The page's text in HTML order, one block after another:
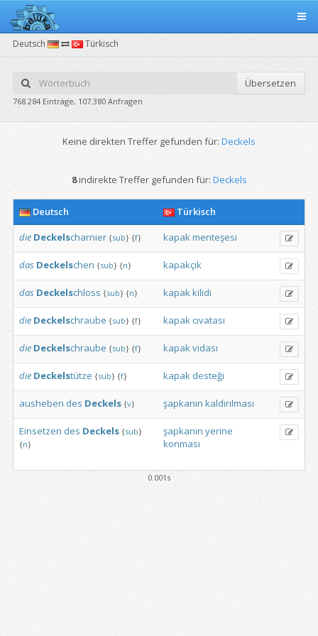
Deutsch Türkisch
Übersetzen
768.284 Einträge, 107.380 Anfragen
Keine direkten Treffer gefunden für: Deckels
8indirekte Treffer gefunden für: Deckels
Deutsch
Türkisch
die Deckelscharnier {sub} {f} kapakmenteşesi
das Deckelschen {sub} {n} kapakçık
das Deckelschloss {sub} {n} kapakkilidi
die Deckelschraube {sub} {f} kapak cıvatası
die Deckelschraube {sub} {f} kapakvidası
die Deckelstütze {sub} {f} kapak desteği
ausheben des Deckels {v} şapkanın kaldırılması
Einsetzen des Deckels {sub}
{n}
şapkanın yerine
konması
0.001s